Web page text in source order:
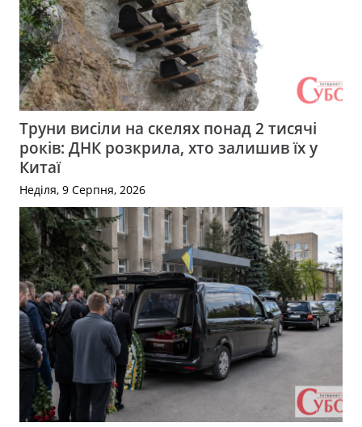
Труни висіли на скелях понад 2 тисячі
років: ДНК розкрила, хто залишив їх у
Китаї
Неділя, 9 Серпня, 2026